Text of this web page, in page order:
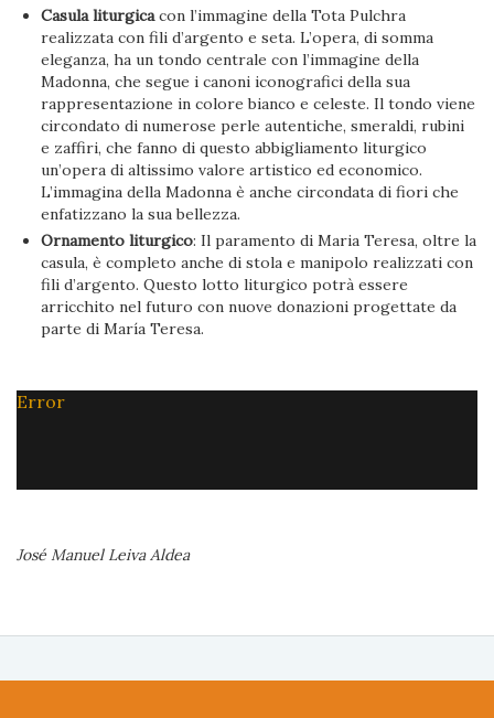
Casula liturgicacon l’immagine della Tota Pulchra
realizzata con fili d’argento e seta. L’opera, di somma
eleganza, ha un tondo centrale con l’immagine della
Madonna, che segue i canoni iconografici della sua
rappresentazione in colore bianco e celeste. Il tondo viene
circondato di numerose perle autentiche, smeraldi, rubini
e zaffiri, che fanno di questo abbigliamento liturgico
un’opera di altissimo valore artistico ed economico.
L’immagina della Madonna è anche circondata di fiori che
enfatizzano la sua bellezza.
Ornamento liturgico: Il paramento di Maria Teresa, oltre la
casula, è completo anche di stola e manipolo realizzati con
fili d’argento. Questo lotto liturgico potrà essere
arricchito nel futuro con nuove donazioni progettate da
parte di María Teresa.
Error
José Manuel Leiva Aldea